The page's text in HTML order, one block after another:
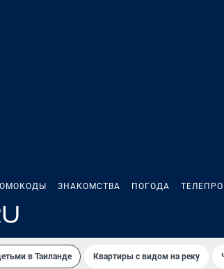
ЗНАКОМСТВА ПОГОДА
в Таиланде Квартиры с видом на реку